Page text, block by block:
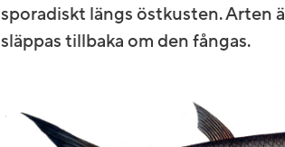
sporadiskt längs östkusten. Arten
släppas tillbaka om den fångas.